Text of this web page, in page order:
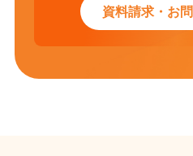
資料請求・お